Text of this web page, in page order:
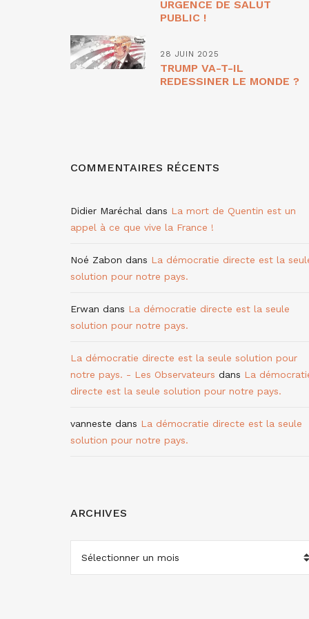
URGENCE DE SALUT
PUBLIC !
28 JUIN 2025
TRUMP VA-T-IL
REDESSINER LE MONDE ?
COMMENTAIRES RÉCENTS
Didier Maréchal dans La mort de Quentin est un
appel à ce que vive la France !
Noé Zabon dans La démocratie directe est la
solution pour notre pays.
Erwan dans La démocratie directe est la seule
solution pour notre pays.
La démocratie directe est la seule solution pour
notre pays. - Les Observateurs dans La
directe est la seule solution pour notre pays.
vanneste dans La démocratie directe est la seule
solution pour notre pays.
ARCHIVES
ARCHIVES